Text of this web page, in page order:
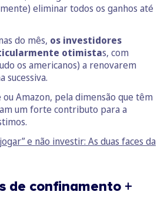
eliminar todos os ganhos até
do mês, os investidores
otimistas, com
os americanos) a renovarem
sucessiva.
Amazon, pela dimensão que têm
um forte contributo para a
e não investir: As duas faces da
de confinamento +